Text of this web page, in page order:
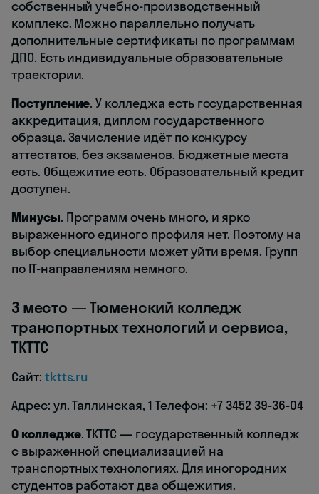
собственный учебно-производственный
комплекс. Можно параллельно получать
дополнительные сертификаты по программам
ДПО. Есть индивидуальные образовательные
траектории.
Поступление. У колледжа есть государственная
аккредитация, диплом государственного
образца. Зачисление идёт по конкурсу
аттестатов, без экзаменов. Бюджетные места
есть. Общежитие есть. Образовательный кредит
доступен.
Минусы. Программ очень много, и ярко
выраженного единого профиля нет. Поэтому на
выбор специальности может уйти время. Групп
по IT-направлениям немного.
3 место — Тюменский колледж
транспортных технологий и сервиса,
ТКТТС
Сайт: tktts.ru
Адрес: ул. Таллинская, 1 Телефон: +7 3452 39-36-04
О колледже. ТКТТС — государственный колледж
с выраженной специализацией на
транспортных технологиях. Для иногородних
студентов работают два общежития.